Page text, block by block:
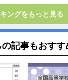
ングをもっと見る
の記事もおすす